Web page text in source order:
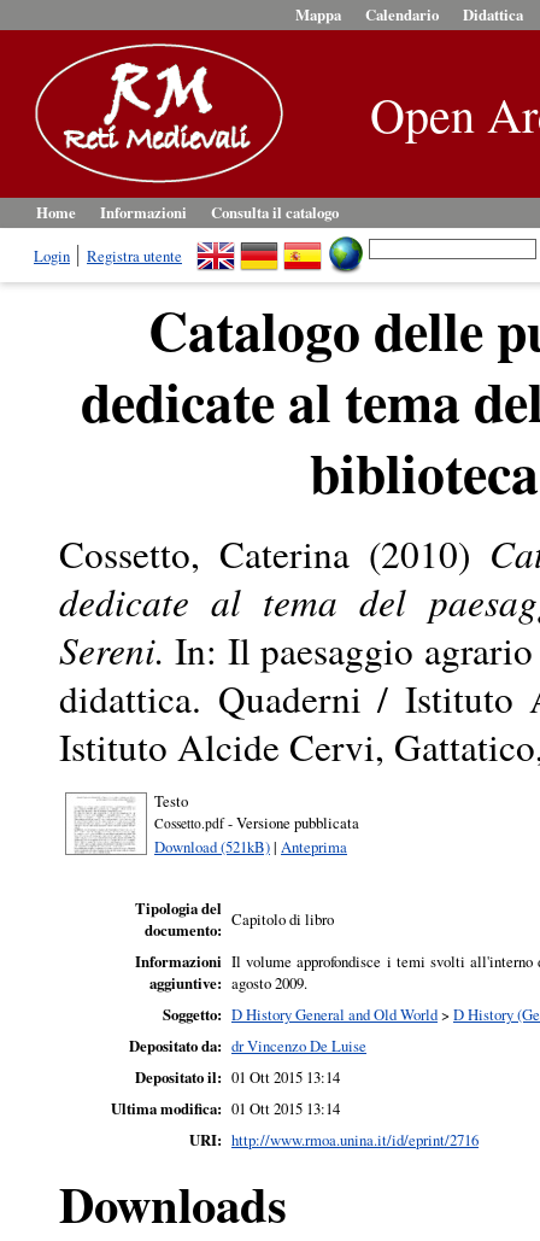
Mappa Calendario Didattica
Open
Home Informazioni
Consulta il catalogo
Login
Registra utente
Catalogo delle
dedicate al tema
Cossetto, Caterina(2010)
dedicate al tema del
Sereni. In: Il paesaggio
didattica. Quaderni / Istituto
Istituto Alcide Cervi,
Testo
Cossetto.pdf- Versione pubblicata
Download (521kB)| Anteprima
Tipologia del
documento: Capitolo di libro
Informazioni
aggiuntive:
Il volume approfondisce i temi svolti
agosto 2009.
Soggetto: D History General and Old World> D History
Depositato da: dr Vincenzo De Luise
Depositato il: 01 Ott 2015 13:14
Ultima modifica: 01 Ott 2015 13:14
URI: http://www.rmoa.unina.it/id/eprint/2716
Downloads